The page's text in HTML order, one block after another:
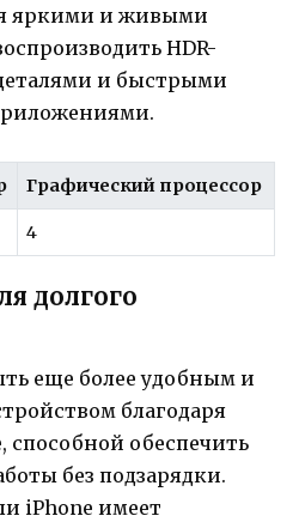
яркими и живыми
HDR-
и быстрыми
Графический процессор
4
долгого
еще более удобным и
благодаря
способной обеспечить
без подзарядки.
iPhone имеет